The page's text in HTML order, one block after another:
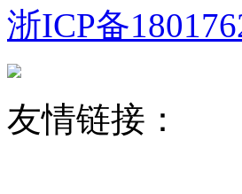
浙ICP备
友情链接：